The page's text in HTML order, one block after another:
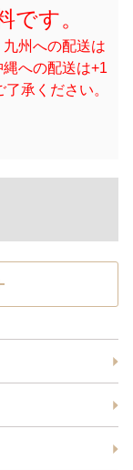
です。
州への配送は
への配送は+1
承ください。